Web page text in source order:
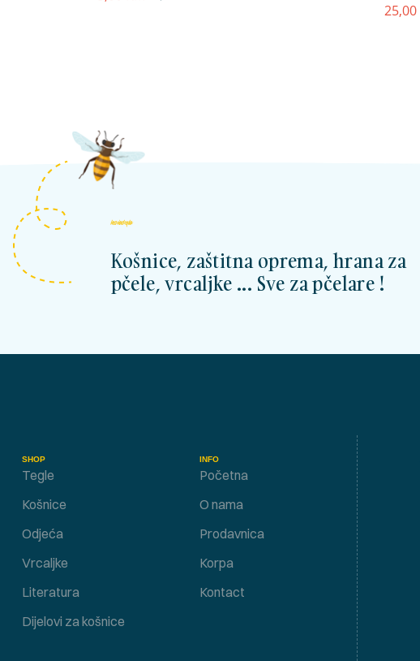
25,00
kosnicashop.ba
Košnice, zaštitna oprema, hrana za
pčele, vrcaljke ... Sve za pčelare !
SHOP
Tegle
Košnice
Odjeća
Vrcaljke
Literatura
Dijelovi za košnice
INFO
Početna
O nama
Prodavnica
Korpa
Kontact